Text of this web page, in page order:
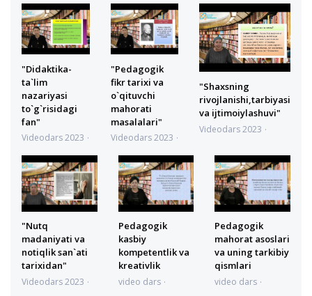
"Didaktika-
ta`lim
nazariyasi
to`g`risidagi
fan"
Videodars 2023
6:02:13
"Pedagogik
fikr tarixi va
o`qituvchi
mahorati
masalalari"
Videodars 2023
5:57:52
"Shaxsning
rivojlanishi,tarbiyasi
va ijtimoiylashuvi"
Videodars 2023
"Nutq
madaniyati va
notiqlik san`ati
tarixidan"
Videodars 2023
Pedagogik
kasbiy
kompetentlik va
kreativlik
video dars
Pedagogik
mahorat asoslari
va uning tarkibiy
qismlari
video dars